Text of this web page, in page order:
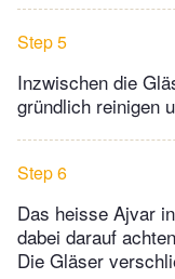
Step 5
Inzwischen die
gründlich reinigen
Step 6
Das heisse Ajvar
dabei darauf
Die Gläser